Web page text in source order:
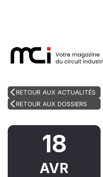
RETOUR AUX ACTUALITÉS
RETOUR AUX DOSSIERS
18
AVR